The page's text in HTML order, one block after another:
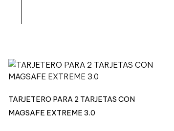
TARJETERO PARA 2 TARJETAS CON
MAGSAFE EXTREME 3.0